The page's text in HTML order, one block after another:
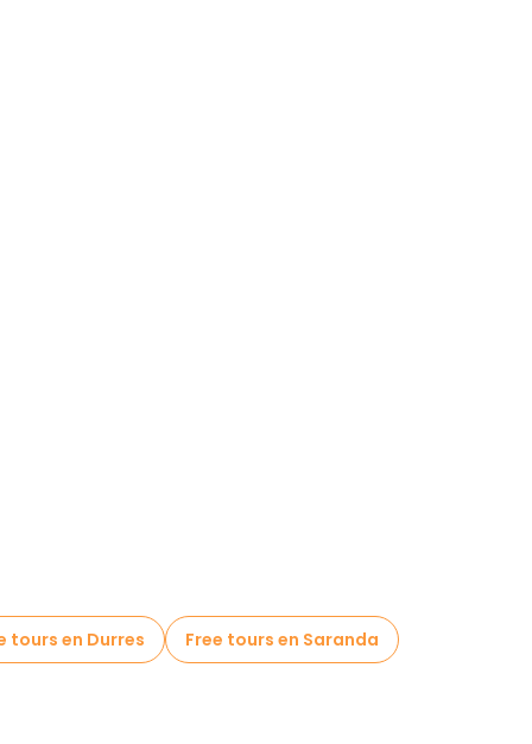
tours en Durres Free tours en Saranda